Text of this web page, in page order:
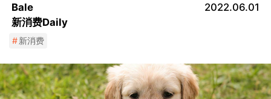
Bale
新消费Daily
2022.06.01
#新消费